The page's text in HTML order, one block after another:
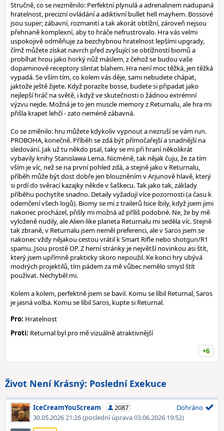
Stručně, co se nezměnilo: Perfektní plynulá a adrenalinem nadupaná
hratelnost, precizní ovládání a adiktivní bullet hell mayhem. Bossové
jsou super; zábavní, rozmanití a tak akorát obtížní, zároveň nejsou
přehnaně komplexní, aby to hráče nefrustrovalo. Hra vás velmi
uspokojivě odměňuje za bezchybnou hratelnost lepšími upgrady,
čímž můžete získat navrch před zvyšující se obtížností biomů a
probíhat hrou jako horký nůž máslem, z čehož se budou vaše
dopaminové receptory slintat blahem. Hra není moc těžká, jen těžká
vypadá. Se vším tím, co kolem vás děje, sami nebudete chápat,
jaktože ještě žijete. Když porazíte bosse, budete si připadat jako
nejlepší hráč na světě, i když ve skutečnosti o žádnou extrémní
výzvu nejde. Možná je to jen muscle memory z Returnalu, ale hra mi
přišla krapet lehčí - zato neméně zábavná.
Co se změnilo: hru můžete kdykoliv vypnout a nezruší se vám run.
PROBOHA, konečně. Příběh se zdá být přímočařejší a snadnější na
sledování. Jak už tu někdo psal, taky se mi při hraní několikrát
vybavily knihy Stanislawa Lema. Nicméně, tak nějak čuju, že za tím
vším je víc, než se na první pohled zdá, a stejně jako v Returnalu,
příběh může být dost dobře jen blouzněním v Arjunově hlavě, který
si prdí do svěrací kazajky někde v šaškecu. Tak jako tak, základy
příběhu pochytíte snadno. Detaily vyžadují více pozornosti (a času k
odemčení všech logů). Biomy se mi z trailerů lsice íbily, když jsem jimi
nakonec procházel, přišly mi možná až příliš podobné. Ne, že by mě
vyloženě nudily, ale Alien-like planeta Returnalu mi seděla víc. Stejně
tak zbraně, v Returnalu jsem neměl preferenci, ale v Saros jsem se
nakonec vždy nějakou cestou vrátil k Smart Rifle nebo shotgun/R1
spamu. Jsou prostě OP. Z herní stránky je největší novinkou asi štít,
který jsem upřímně prakticky skoro nepoužil. Ke konci hry ubývá
modrých projektilů, tím pádem za mě vůbec nemělo smysl štít
používat. Nechyběl mi.
Kolem a kolem, perfektně jsem se bavil. Komu se líbil Returnal, Saros
je jasná volba. Komu se líbil Saros, kupte si Returnal.
Pro: Hratelnost
Proti: Returnal byl pro mě vizuálně atraktivnější
+6
Život Není Krásný: Poslední Exekuce
IceCreamYouScream
2087
30.05.2026 21:26(poslední úprava 03.06.2026 19:52)
Dohráno